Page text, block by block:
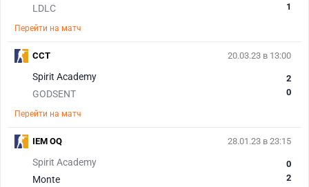
LDLC
1
Перейти на матч
20.03.23 в 13:00
Spirit Academy
GODSENT
2
0
Перейти на матч
CCT
28.01.23 в 23:15
Spirit Academy
Monte
0
2
IEM OQ